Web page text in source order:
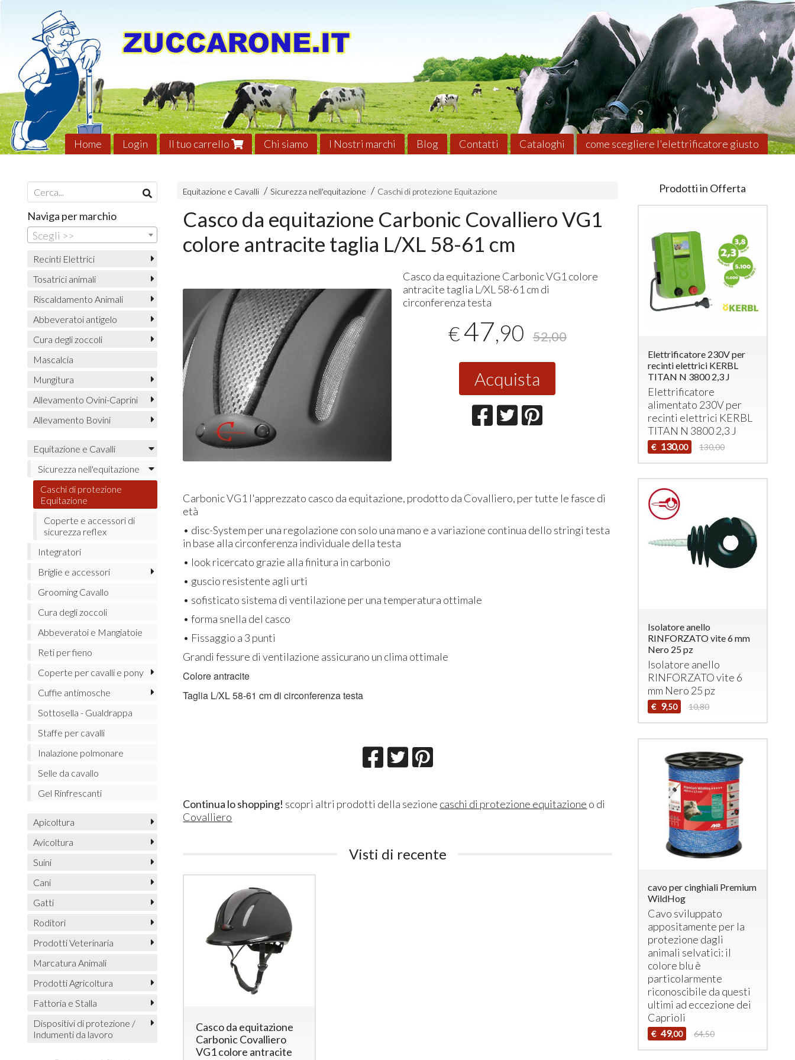
Home Login Il tuo carrello Chi siamo I Nostri marchi Blog Contatti Cataloghi come scegliere l'elettrificatore giusto
Equitazione e Cavalli Sicurezza nell'equitazione Caschi di protezione Equitazione
Casco da equitazione Carbonic Covalliero VG1
colore antracite taglia L/XL 58-61 cm
Casco da equitazione Carbonic VG1 colore
antracite taglia L/XL 58-61 cm di
circonferenza testa
€47,90 52,00
Acquista
Carbonic VG1 l'apprezzato casco da equitazione, prodotto da Covalliero, per tutte le fasce di
età
• disc-System per una regolazione con solo una mano e a variazione continua dello stringi testa
in base alla circonferenza individuale della testa
• look ricercato grazie alla finitura in carbonio
• guscio resistente agli urti
• sofisticato sistema di ventilazione per una temperatura ottimale
• forma snella del casco
• Fissaggio a 3 punti
Grandi fessure di ventilazione assicurano un clima ottimale
Colore antracite
Taglia L/XL 58-61 cm di circonferenza testa
Continua lo shopping! scopri altri prodotti della sezione caschi di protezione equitazione o di
Covalliero
Visti di recente
Casco da equitazione
Carbonic Covalliero
VG1 colore antracite
Naviga per marchio
Scegli >>
Recinti Elettrici
Tosatrici animali
Riscaldamento Animali
Abbeveratoi antigelo
Cura degli zoccoli
Mascalcia
Mungitura
Allevamento Ovini-Caprini
Allevamento Bovini
Equitazione e Cavalli
Sicurezza nell'equitazione
Caschi di protezione
Equitazione
Coperte e accessori di
sicurezza reflex
Integratori
Briglie e accessori
Grooming Cavallo
Cura degli zoccoli
Abbeveratoi e Mangiatoie
Reti per fieno
Coperte per cavalli e pony
Cuffie antimosche
Sottosella - Gualdrappa
Staffe per cavalli
Inalazione polmonare
Selle da cavallo
Gel Rinfrescanti
Apicoltura
Avicoltura
Suini
Cani
Gatti
Roditori
Prodotti Veterinaria
Marcatura Animali
Prodotti Agricoltura
Fattoria e Stalla
Dispositivi di protezione /
Indumenti da lavoro
Prodotti in Offerta
Elettrificatore 230V per
recinti elettrici KERBL
TITAN N 3800 2,3 J
Elettrificatore
alimentato 230V per
recinti elettrici KERBL
TITAN N 3800 2,3 J
€ 130,00 130,00
Isolatore anello
RINFORZATO vite 6 mm
Nero 25 pz
Isolatore anello
RINFORZATOvite 6
mm Nero 25 pz
€ 9,50 10,80
cavo per cinghiali Premium
WildHog
Cavo sviluppato
appositamente per la
protezione dagli
animali selvatici: il
colore blu è
particolarmente
riconoscibile da questi
ultimi ad eccezione dei
Caprioli
€ 49,00 64,50